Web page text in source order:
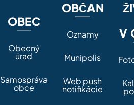
OBEC
Obecný
úrad
Samospráva
obce
OBČAN
Oznamy
Munipolis
Web push
notifikácie
V